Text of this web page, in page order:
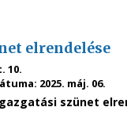
elrendelése
10.
2025. máj. 06.
szünet